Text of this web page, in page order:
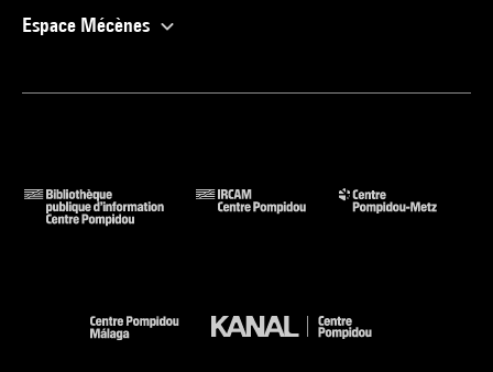
Espace Mécènes